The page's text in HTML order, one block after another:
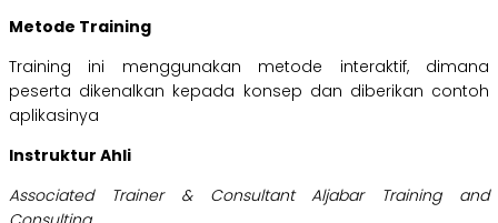
Metode Training
Training ini menggunakan metode interaktif, dimana
peserta dikenalkan kepada konsep dan diberikan contoh
aplikasinya
Instruktur Ahli
Associated Trainer & Consultant Aljabar Training and